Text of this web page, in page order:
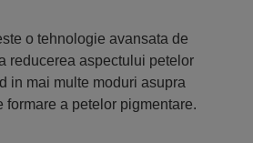
o tehnologie avansata de
reducerea aspectului petelor
in mai multe moduri asupra
formare a petelor pigmentare.